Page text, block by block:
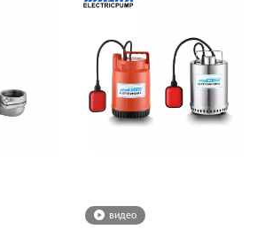
видео